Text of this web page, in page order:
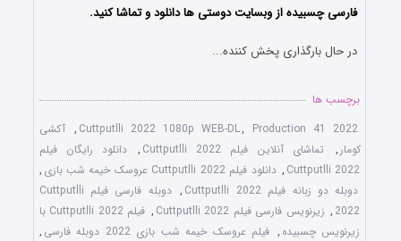
فارسی چسبیده از وبسایت دوستی ها دانلود و تماشا کنید.
در حال بارگذاری پخش کننده...
برچسب ها
Cuttputlli 2022 1080p WEB-DL, Production 41 2022
, آکشی
کومار , تماشای آنلاین فیلم Cuttputlli 2022 ,
دانلود رایگان فیلم
Cuttputlli 2022
, دانلود فیلم Cuttputlli 2022 عروسک خیمه شب بازی
,
دوبله دو زبانه فیلم Cuttputlli 2022
,
دوبله فارسی فیلم Cuttputlli
2022
, زیرنویس فارسی فیلم Cuttputlli 2022 ,
فیلم Cuttputlli 2022 با
زیرنویس چسبیده , فیلم عروسک خیمه شب بازی 2022 دوبله فارسی
,